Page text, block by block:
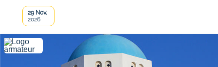
29 Nov.
2026